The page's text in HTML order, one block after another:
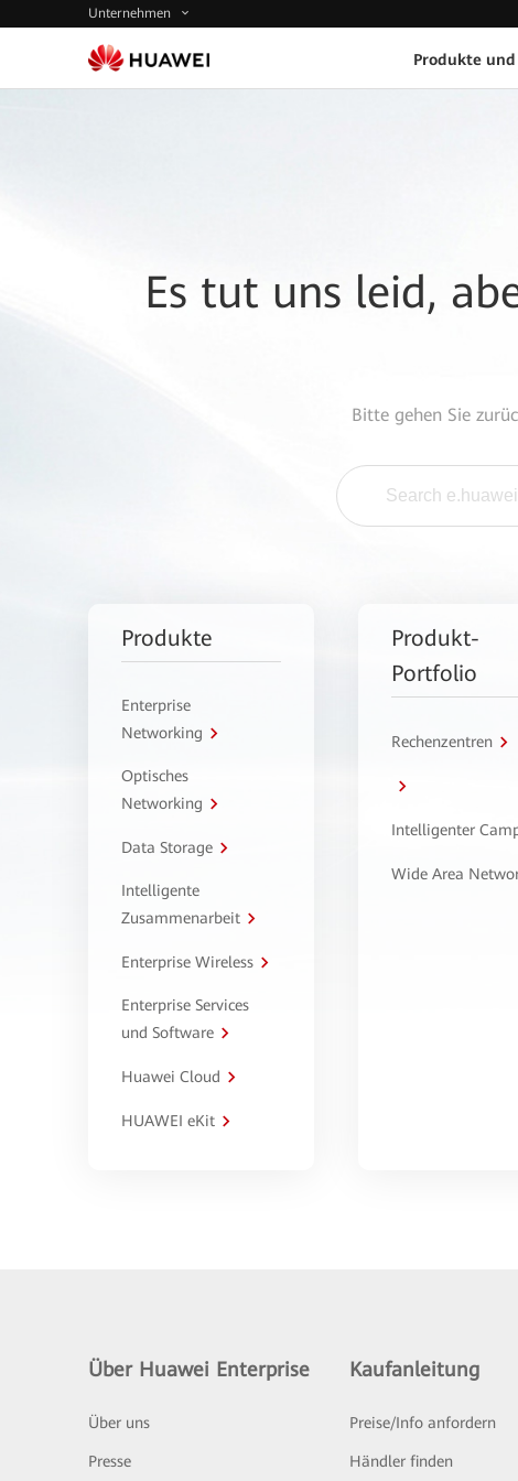
Unternehmen
Produkte
Es tut uns leid,
Bitte gehen Sie
Produkte
Enterprise
Networking
Optisches
Networking
Data Storage
Intelligente
Zusammenarbeit
Enterprise Wireless
Enterprise Services
und Software
Huawei Cloud
HUAWEI eKit
Produkt-
Portfolio
Rechenzentren
Intelligenter
Wide Area
Über Huawei Enterprise
Über uns
Presse
Kaufanleitung
Preise/Info anfordern
Händler finden